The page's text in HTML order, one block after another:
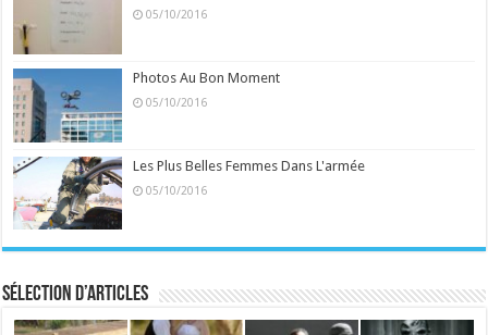
05/10/2016
Photos Au Bon Moment
05/10/2016
Les Plus Belles Femmes Dans L'armée
05/10/2016
Sélection d’articles